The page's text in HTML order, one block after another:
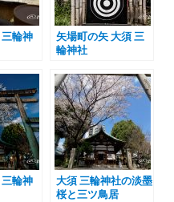
輪神
矢場町の矢 大須 三
輪神社
輪神
大須 三輪神社の淡墨
桜と三ツ鳥居